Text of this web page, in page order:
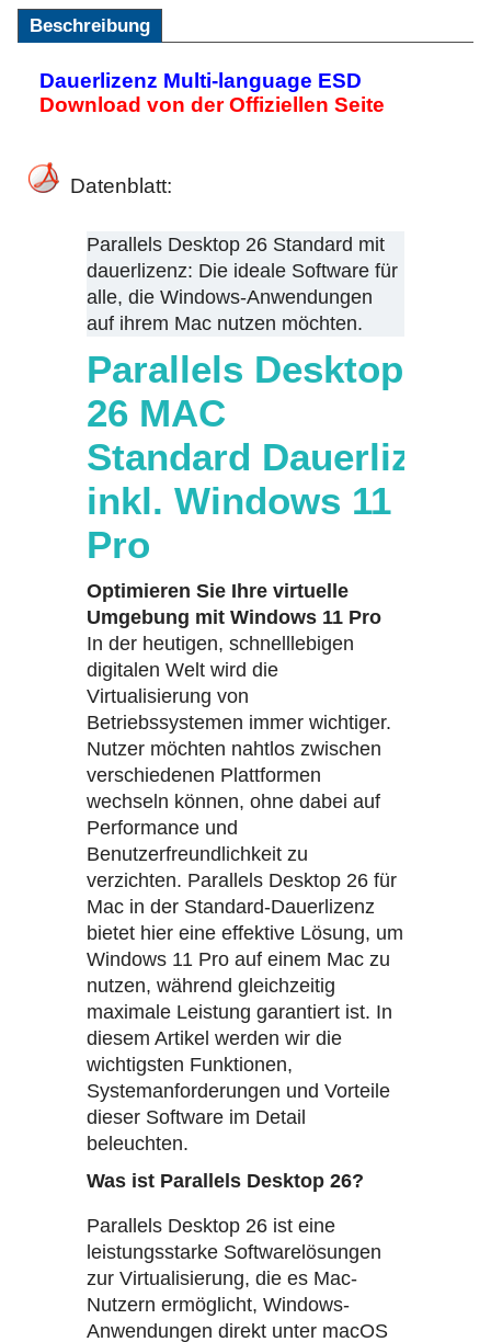
Beschreibung
Dauerlizenz Multi-language ESD
Download von der Offiziellen Seite
Datenblatt:
Parallels Desktop 26 Standard mit
dauerlizenz: Die ideale Software für
alle, die Windows-Anwendungen
auf ihrem Mac nutzen möchten.
Parallels Desktop
26 MAC
Standard Dauerlizenz
inkl. Windows 11
Pro
Optimieren Sie Ihre virtuelle
Umgebung mit Windows 11 Pro
In der heutigen, schnelllebigen
digitalen Welt wird die
Virtualisierung von
Betriebssystemen immer wichtiger.
Nutzer möchten nahtlos zwischen
verschiedenen Plattformen
wechseln können, ohne dabei auf
Performance und
Benutzerfreundlichkeit zu
verzichten. Parallels Desktop 26 für
Mac in der Standard-Dauerlizenz
bietet hier eine effektive Lösung, um
Windows 11 Pro auf einem Mac zu
nutzen, während gleichzeitig
maximale Leistung garantiert ist. In
diesem Artikel werden wir die
wichtigsten Funktionen,
Systemanforderungen und Vorteile
dieser Software im Detail
beleuchten.
Was ist Parallels Desktop 26?
Parallels Desktop 26 ist eine
leistungsstarke Softwarelösungen
zur Virtualisierung, die es Mac-
Nutzern ermöglicht, Windows-
Anwendungen direkt unter macOS